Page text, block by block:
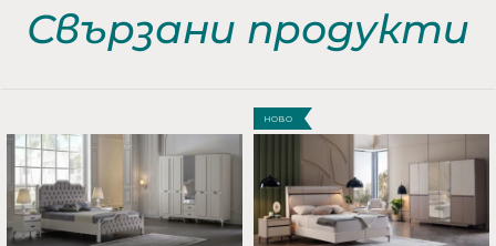
Свързани продукти
НОВО